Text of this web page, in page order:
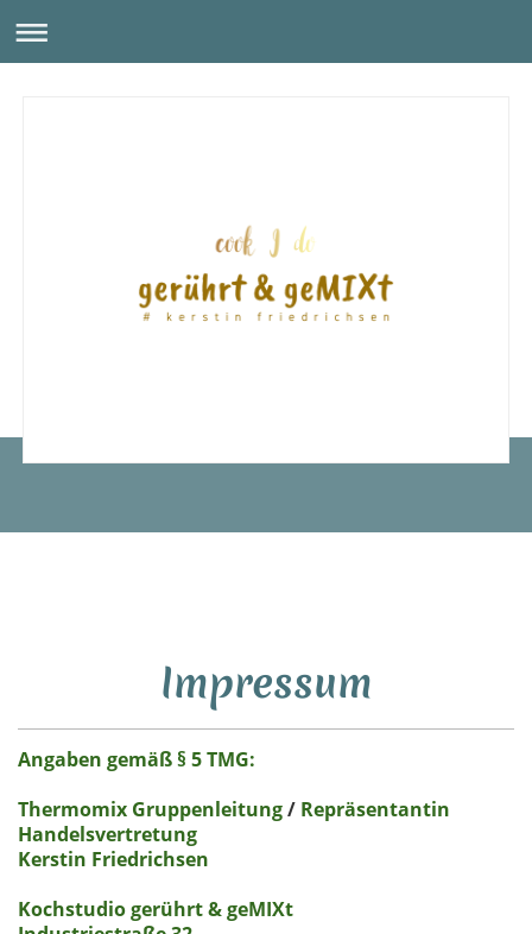
Impressum
Angaben gemäß § 5 TMG:
Thermomix Gruppenleitung/ Repräsentantin
Handelsvertretung
Kerstin Friedrichsen
Kochstudio gerührt & geMIXt